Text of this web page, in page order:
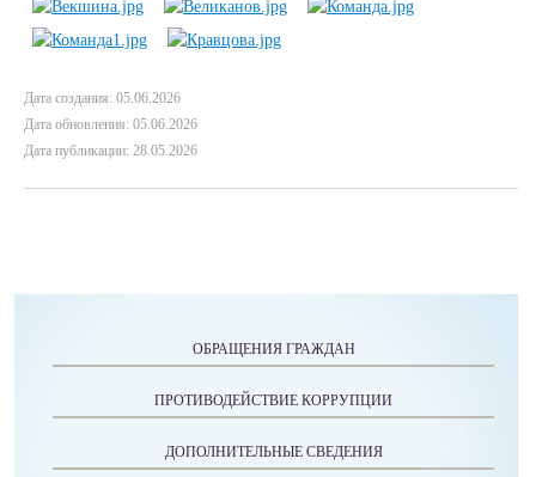
Дата создания: 05.06.2026
Дата обновления: 05.06.2026
Дата публикации: 28.05.2026
ОБРАЩЕНИЯ ГРАЖДАН
ПРОТИВОДЕЙСТВИЕ КОРРУПЦИИ
ДОПОЛНИТЕЛЬНЫЕ СВЕДЕНИЯ